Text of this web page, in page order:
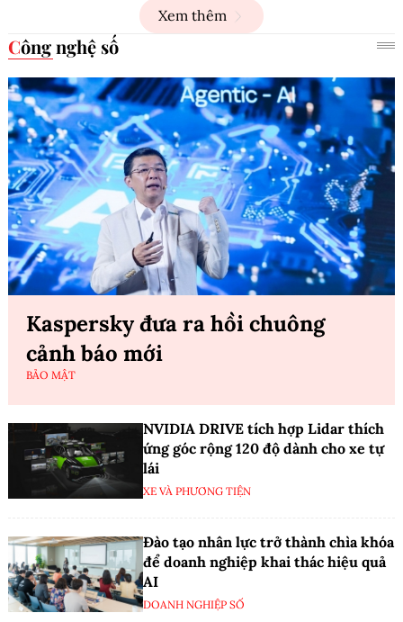
Xem thêm
Công nghệ số
Kaspersky đưa ra hồi chuông
cảnh báo mới
BẢO MẬT
NVIDIA DRIVE tích hợp Lidar thích
ứng góc rộng 120 độ dành cho xe tự
lái
XE VÀ PHƯƠNG TIỆN
Đào tạo nhân lực trở thành chìa khóa
để doanh nghiệp khai thác hiệu quả
AI
DOANH NGHIỆP SỐ